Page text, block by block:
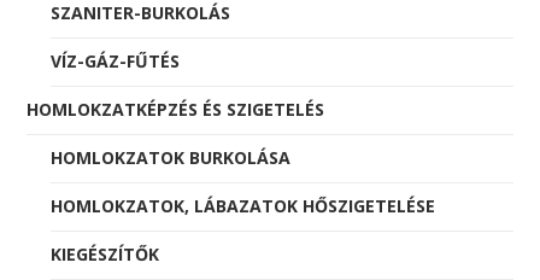
SZANITER-BURKOLÁS
VÍZ-GÁZ-FŰTÉS
HOMLOKZATKÉPZÉS ÉS SZIGETELÉS
HOMLOKZATOK BURKOLÁSA
HOMLOKZATOK, LÁBAZATOK HŐSZIGETELÉSE
KIEGÉSZÍTŐK